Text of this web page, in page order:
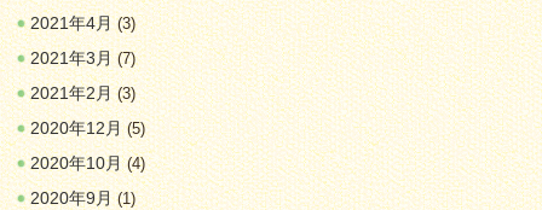
2021年4月(3)
2021年3月(7)
2021年2月(3)
2020年12月(5)
2020年10月(4)
2020年9月(1)